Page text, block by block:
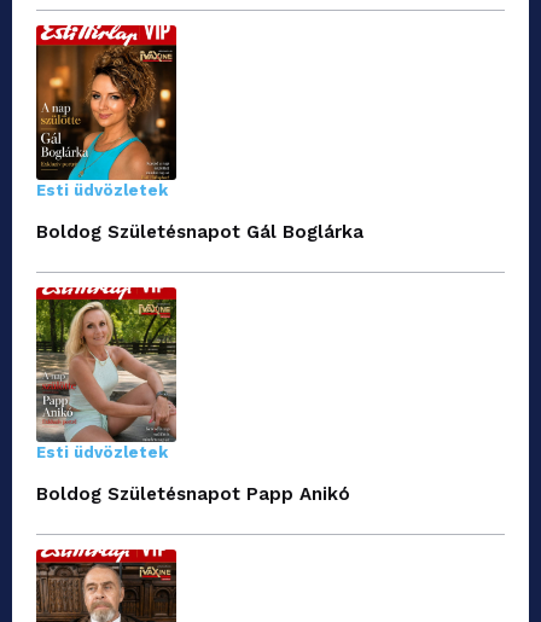
Esti üdvözletek
Boldog Születésnapot Gál Boglárka
Esti üdvözletek
Boldog Születésnapot Papp Anikó